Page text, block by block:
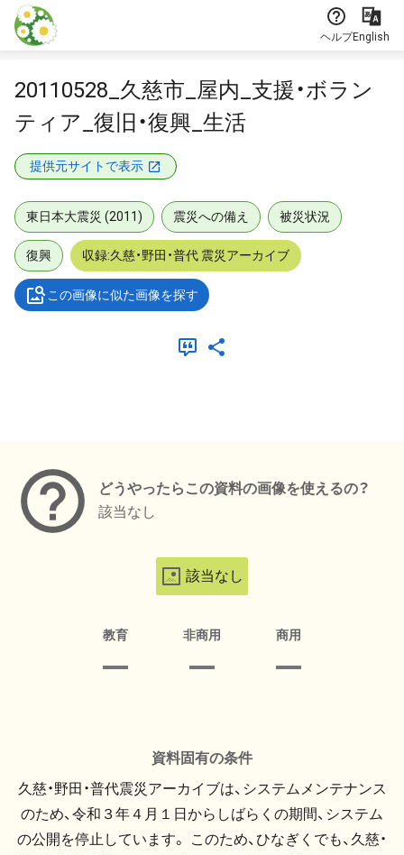
本文に飛ぶ
ヘルプEnglish
20110528_久慈市_屋内_支援・ボラン
ティア_復旧・復興_生活
提供元サイトで表示
東日本大震災 (2011) 震災への備え 被災状況
復興 収録:久慈・野田・普代 震災アーカイブ
この画像に似た画像を探す
どうやったらこの資料の画像を使えるの？
該当なし
該当なし
教育 非商用 商用
資料固有の条件
久慈・野田・普代震災アーカイブは、システムメンテナンス
のため、令和３年４月１日からしばらくの期間、システム
の公開を停止しています。 このため、ひなぎくでも、久慈・